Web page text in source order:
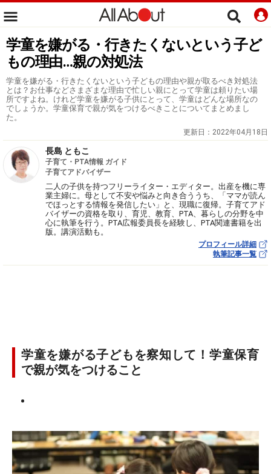
学童を嫌がる・行きたくないという子ど
もの理由…親の対処法
学童を嫌がる・行きたくないという子どもの理由や親が取るべき対処法
とは？お仕事などさまざまな理由で忙しい親にとって学童は頼りたい場
所ですよね。けれど学童を嫌がる子供にとって、学童はどんな場所なの
でしょうか。学童保育で親が気をつけるべきことについてまとめまし
た。
更新日： 2022年04月18日
長島 ともこ
子育て・PTA情報 ガイド
子育てアドバイザー
二人の子供を持つフリーライター・エディター。出産を機に専
業主婦に。母として不安や悩みと向き合ううち、「ママが読ん
でほっとする情報を発信したい」と、現職に復帰。子育てアド
バイザーの資格を取り、育児、教育、PTA、暮らしの分野を中
心に執筆を行う。PTA広報委員長を経験し、PTA関連書籍を出
版。講演活動も。
プロフィール詳細
執筆記事一覧
学童を嫌がる子どもを察知して！学童保育
で親が気をつけること